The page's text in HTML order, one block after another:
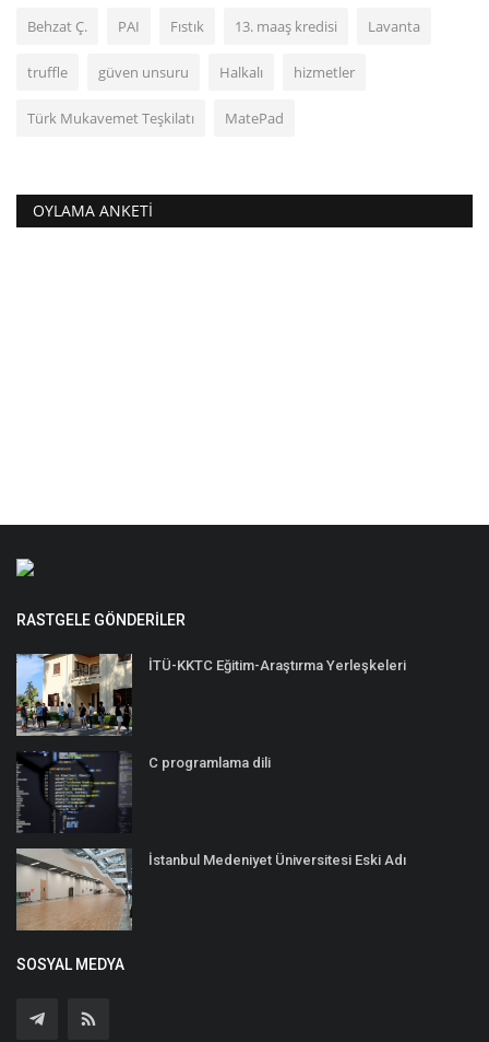
Behzat Ç. PAI Fıstık 13. maaş kredisi Lavanta
truffle güven unsuru Halkalı hizmetler
Türk Mukavemet Teşkilatı MatePad
OYLAMA ANKETI
RASTGELE GÖNDERILER
İTÜ-KKTC Eğitim-Araştırma Yerleşkeleri
C programlama dili
İstanbul Medeniyet Üniversitesi Eski Adı
SOSYAL MEDYA